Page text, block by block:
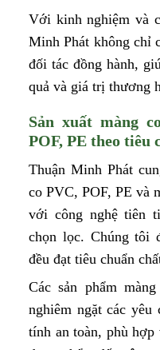
Với kinh nghiệm và
Minh Phát không chỉ
đối tác đồng hành,
quả và giá trị thương
Sản xuất màng
POF, PE theo tiêu
Thuận Minh Phát
co PVC, POF, PE và
với công nghệ tiên
chọn lọc. Chúng tôi
đều đạt tiêu chuẩn
Các sản phẩm
nghiêm ngặt các
tính an toàn, phù